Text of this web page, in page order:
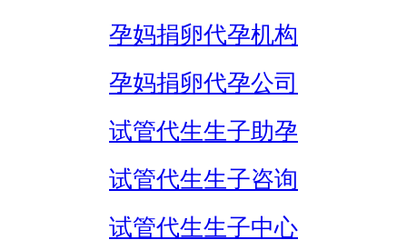
孕妈捐卵代孕机构
孕妈捐卵代孕公司
试管代生生子助孕
试管代生生子咨询
试管代生生子中心